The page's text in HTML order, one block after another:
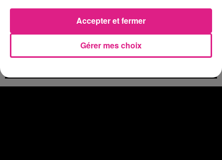
Chalets de Noël solidaires : la ville de Metz lance un appel à...
Vosges : les feux d’artifice de Gérardmer sont annulés
Insolite : cette émission de télévision recherche des candidats...
Gérer mes choix
Accepter et fermer